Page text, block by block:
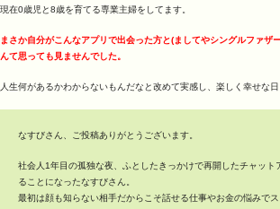
現在0歳児と8歳を育てる専業主婦をしてます。
まさか自分がこんなアプリで出会った方と(ましてやシングルファザ
んて思っても見ませんでした。
人生何があるかわからないもんだなと改めて実感し、楽しく幸せな日
なすびさん、ご投稿ありがとうございます。
社会人1年目の孤独な夜、ふとしたきっかけで再開したチャット
ることになったなすびさん。
最初は顔も知らない相手だからこそ話せる仕事やお金の悩みで